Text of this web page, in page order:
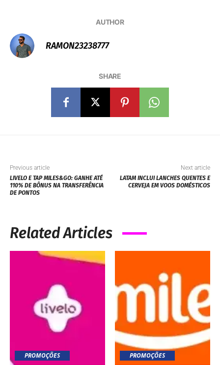
AUTHOR
RAMON23238777
SHARE
Previous article
LIVELO E TAP MILES&GO: GANHE ATÉ
110% DE BÔNUS NA TRANSFERÊNCIA
DE PONTOS
Next article
LATAM INCLUI LANCHES QUENTES E
CERVEJA EM VOOS DOMÉSTICOS
Related Articles
PROMOÇÕES PROMOÇÕES